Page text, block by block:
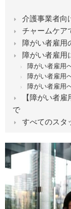
介護事業者向
チャームケア
障がい者雇用
障がい者雇用
障がい者雇用
障がい者雇用
障がい者雇用
【障がい者
で
すべてのスタ